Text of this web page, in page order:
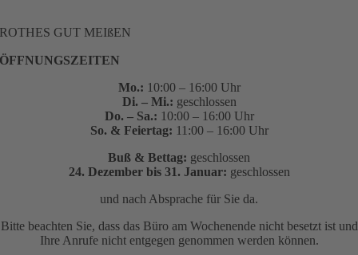
ROTHES GUT MEIßEN
ÖFFNUNGSZEITEN
Mo.: 10:00 – 16:00 Uhr
Di. – Mi.: geschlossen
Do. – Sa.: 10:00 – 16:00 Uhr
So. & Feiertag: 11:00 – 16:00 Uhr
Buß & Bettag: geschlossen
24. Dezember bis 31. Januar: geschlossen
und nach Absprache für Sie da.
Bitte beachten Sie, dass das Büro am Wochenende nicht besetzt ist und
Ihre Anrufe nicht entgegen genommen werden können.